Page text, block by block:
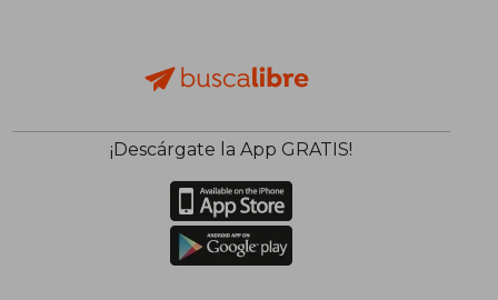
$ 24.25
¡Descárgate la App GRATIS!